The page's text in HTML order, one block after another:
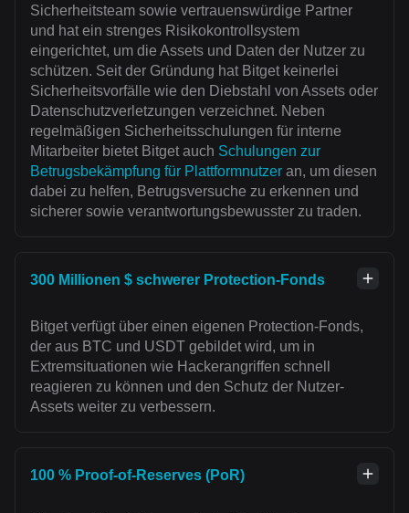
Sicherheitsteam sowie vertrauenswürdige Partner
und hat ein strenges Risikokontrollsystem
eingerichtet, um die Assets und Daten der Nutzer zu
schützen. Seit der Gründung hat Bitget keinerlei
Sicherheitsvorfälle wie den Diebstahl von Assets oder
Datenschutzverletzungen verzeichnet. Neben
regelmäßigen Sicherheitsschulungen für interne
Mitarbeiter bietet Bitget auch Schulungen zur
Betrugsbekämpfung für Plattformnutzer an, um diesen
dabei zu helfen, Betrugsversuche zu erkennen und
sicherer sowie verantwortungsbewusster zu traden.
300 Millionen $ schwerer Protection-Fonds
Bitget verfügt über einen eigenen Protection-Fonds,
der aus BTC und USDT gebildet wird, um in
Extremsituationen wie Hackerangriffen schnell
reagieren zu können und den Schutz der Nutzer-
Assets weiter zu verbessern.
100 % Proof-of-Reserves (PoR)